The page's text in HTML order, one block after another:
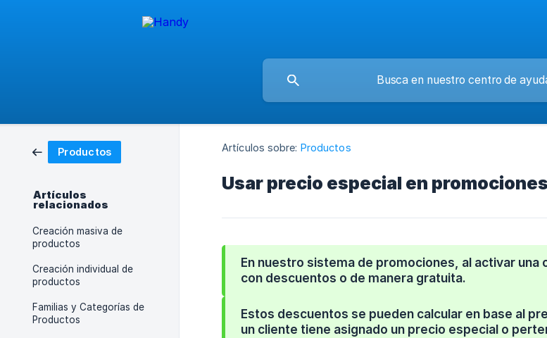
Productos
Artículos
relacionados
Creación masiva de
productos
Creación individual de
productos
Familias y Categorías de
Productos
Artículos sobre: Productos
Usar precio especial en promociones
En nuestro sistema de promociones, al activar
con descuentos o de manera gratuita.
Estos descuentos se pueden calcular en base al
un cliente tiene asignado un precio especial o